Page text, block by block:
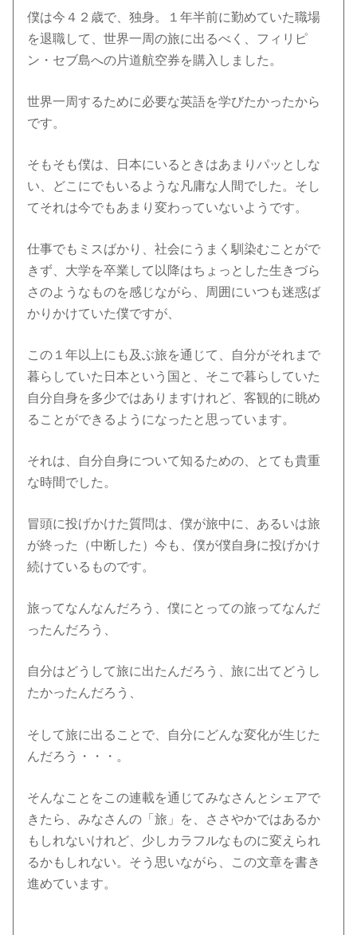
僕は今４２歳で、独身。１年半前に勤めていた職場
を退職して、世界一周の旅に出るべく、フィリピ
ン・セブ島への片道航空券を購入しました。
世界一周するために必要な英語を学びたかったから
です。
そもそも僕は、日本にいるときはあまりパッとしな
い、どこにでもいるような凡庸な人間でした。そし
てそれは今でもあまり変わっていないようです。
仕事でもミスばかり、社会にうまく馴染むことがで
きず、大学を卒業して以降はちょっとした生きづら
さのようなものを感じながら、周囲にいつも迷惑ば
かりかけていた僕ですが、
この１年以上にも及ぶ旅を通じて、自分がそれまで
暮らしていた日本という国と、そこで暮らしていた
自分自身を多少ではありますけれど、客観的に眺め
ることができるようになったと思っています。
それは、自分自身について知るための、とても貴重
な時間でした。
冒頭に投げかけた質問は、僕が旅中に、あるいは旅
が終った（中断した）今も、僕が僕自身に投げかけ
続けているものです。
旅ってなんなんだろう、僕にとっての旅ってなんだ
ったんだろう、
自分はどうして旅に出たんだろう、旅に出てどうし
たかったんだろう、
そして旅に出ることで、自分にどんな変化が生じた
んだろう・・・。
そんなことをこの連載を通じてみなさんとシェアで
きたら、みなさんの「旅」を、ささやかではあるか
もしれないけれど、少しカラフルなものに変えられ
るかもしれない。そう思いながら、この文章を書き
進めています。